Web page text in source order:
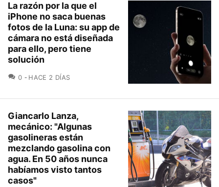
La razón por la que el
iPhone no saca buenas
fotos de la Luna: su app de
cámara no está diseñada
para ello, pero tiene
solución
0 COMENTARIOS
HACE 2 DÍAS
Giancarlo Lanza,
mecánico: "Algunas
gasolineras están
mezclando gasolina con
agua. En 50 años nunca
habíamos visto tantos
casos"